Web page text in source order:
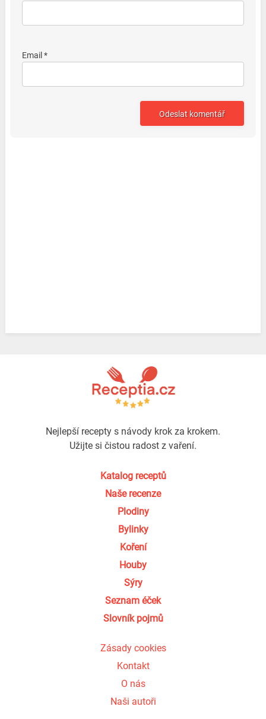
Email *
Nejlepší recepty s návody krok za krokem.
Užijte si čistou radost z vaření.
Katalog receptů
Naše recenze
Plodiny
Bylinky
Koření
Houby
Sýry
Seznam éček
Slovník pojmů
Zásady cookies
Kontakt
O nás
Naši autoři